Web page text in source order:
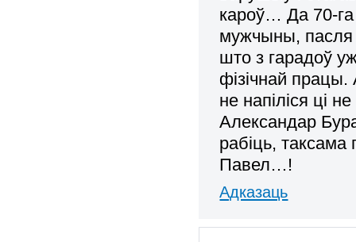
кароў… Да 70-га
мужчыны, пасля
што з гарадоў
фізічнай
не напіліся ці
Александар
рабіць,
Павел…!
Адказаць